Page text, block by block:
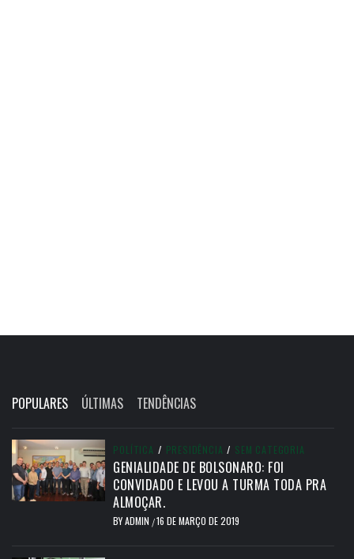
POPULARES ÚLTIMAS TENDÊNCIAS
POLÍTICA / PRESIDÊNCIA / SEM CATEGORIA
GENIALIDADE DE BOLSONARO: FOI
CONVIDADO E LEVOU A TURMA TODA PRA
ALMOÇAR.
BYADMIN /16 DE MARÇO DE 2019